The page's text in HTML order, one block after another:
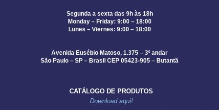
Segunda a sexta das 9h às 18h
Monday – Friday: 9:00 – 18:00
Lunes – Viernes: 9:00 – 18:00
Avenida Eusébio Matoso, 1.375 – 3º andar
São Paulo – SP – Brasil CEP 05423-905 – Butantã
CATÁLOGO DE PRODUTOS
Download aqui!